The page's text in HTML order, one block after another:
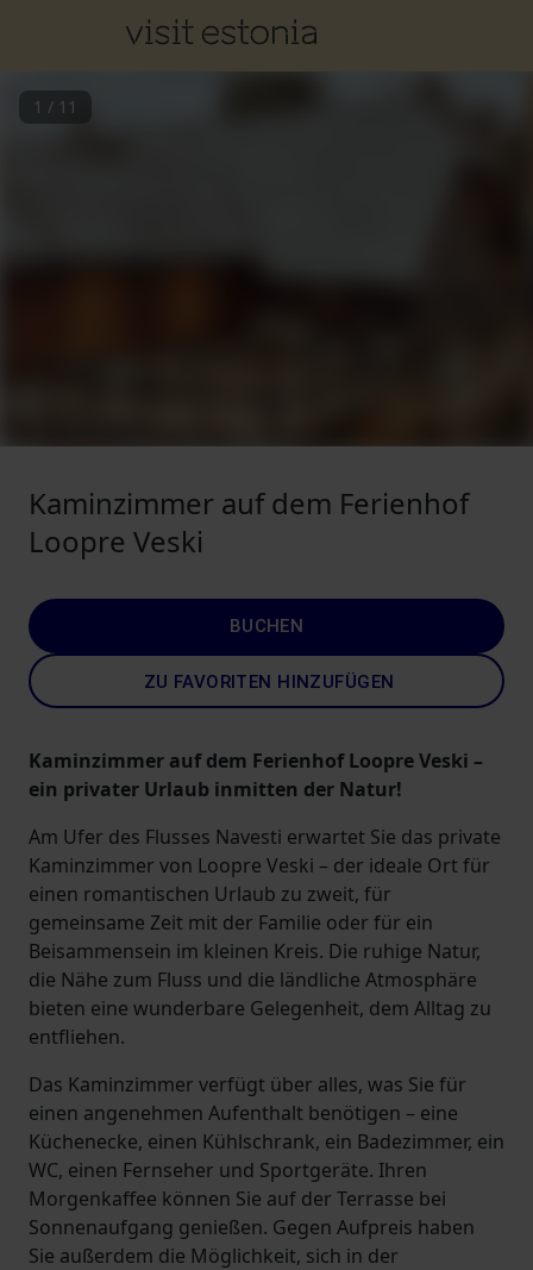
1 / 11
Kaminzimmer auf dem Ferienhof
Loopre Veski
BUCHEN
ZU FAVORITEN HINZUFÜGEN
Kaminzimmer auf dem Ferienhof Loopre Veski –
ein privater Urlaub inmitten der Natur!
Am Ufer des Flusses Navesti erwartet Sie das private
Kaminzimmer von Loopre Veski – der ideale Ort für
einen romantischen Urlaub zu zweit, für
gemeinsame Zeit mit der Familie oder für ein
Beisammensein im kleinen Kreis. Die ruhige Natur,
die Nähe zum Fluss und die ländliche Atmosphäre
bieten eine wunderbare Gelegenheit, dem Alltag zu
entfliehen.
Das Kaminzimmer verfügt über alles, was Sie für
einen angenehmen Aufenthalt benötigen – eine
Küchenecke, einen Kühlschrank, ein Badezimmer, ein
WC, einen Fernseher und Sportgeräte. Ihren
Morgenkaffee können Sie auf der Terrasse bei
Sonnenaufgang genießen. Gegen Aufpreis haben
Sie außerdem die Möglichkeit, sich in der